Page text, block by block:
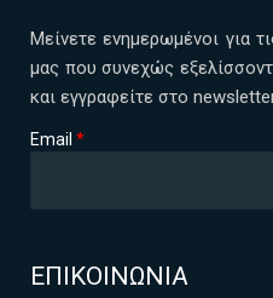
Μείνετε ενημερωμένοι για
μας που συνεχώς
και εγγραφείτε στο
Email *
question is
ΕΠΙΚΟΙΝΩΝΙΑ